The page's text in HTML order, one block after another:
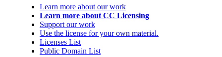
Learn more about our work
Learn more about CC Licensing
Support our work
Use the license for your own material.
Licenses List
Public Domain List